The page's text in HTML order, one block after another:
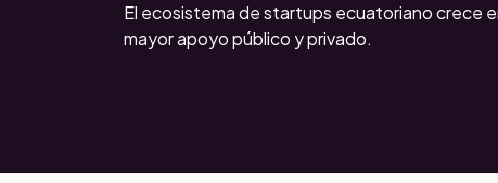
El ecosistema de startups ecuatoriano crece
mayor apoyo público y privado.